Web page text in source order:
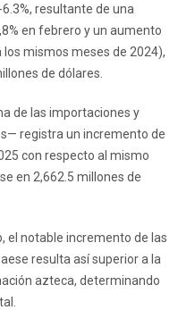
resultante de una
en febrero y un aumento
mismos meses de 2024),
de dólares.
de las importaciones y
registra un incremento de
con respecto al mismo
en 2,662.5 millones de
el notable incremento de las
resulta así superior a la
azteca, determinando